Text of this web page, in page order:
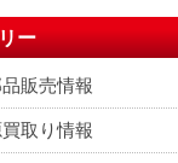
ー
販売情報
取り情報